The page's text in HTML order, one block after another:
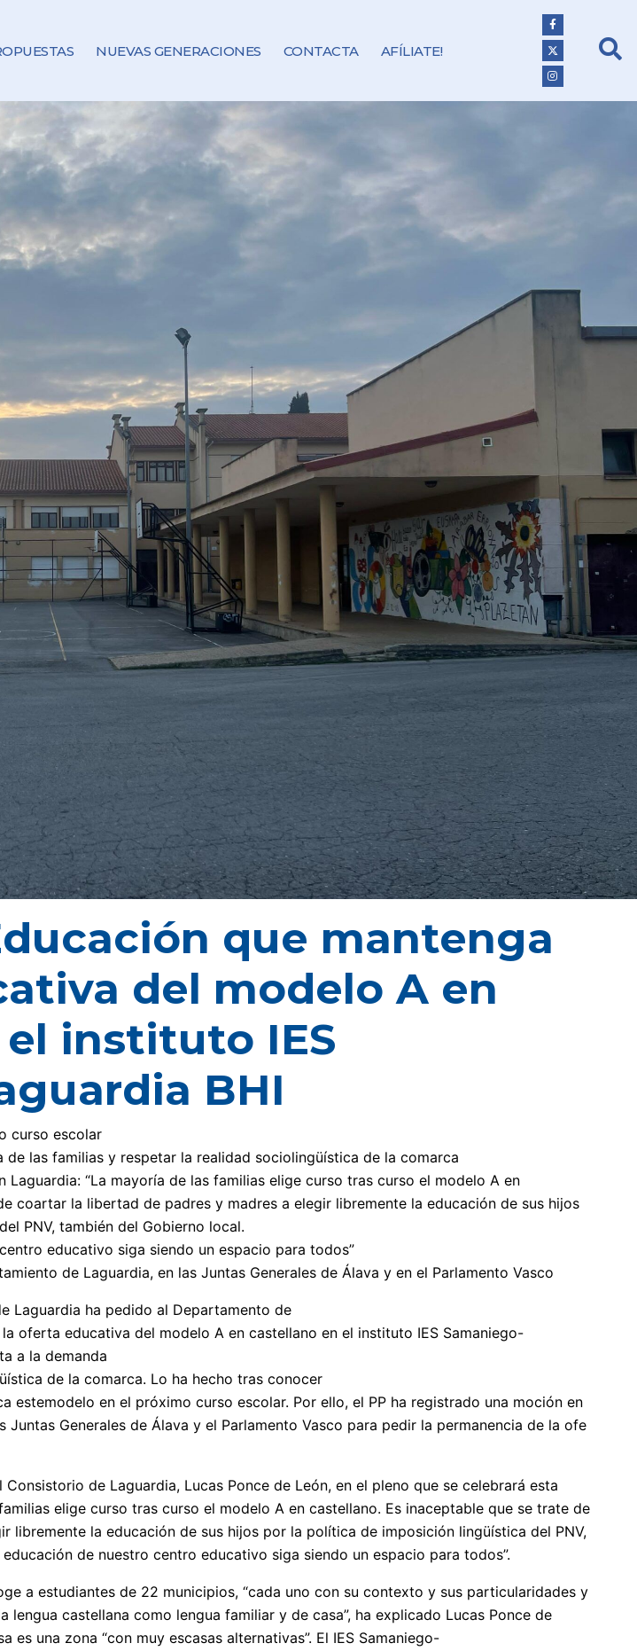
NUEVAS GENERACIONES CONTACTA AFÍLIATE!
que mantenga
del modelo A en
instituto IES
BHI
curso escolar
de las familias y respetar la realidad sociolingüística de la comarca
Laguardia: “La mayoría de las familias elige curso tras curso el modelo A en
coartar la libertad de padres y madres a elegir libremente la educación de sus hijos
PNV, también del Gobierno local.
educativo siga siendo un espacio para todos”
de Laguardia, en las Juntas Generales de Álava y en el Parlamento Vasco
Laguardia ha pedido al Departamento de
oferta educativa del modelo A en castellano en el instituto IES Samaniego-
a la demanda
de la comarca. Lo ha hecho tras conocer
estemodelo en el próximo curso escolar. Por ello, el PP ha registrado una moción en
Generales de Álava y el Parlamento Vasco para pedir la permanencia de la ofe
de Laguardia, Lucas Ponce de León, en el pleno que se celebrará esta
elige curso tras curso el modelo A en castellano. Es inaceptable que se trate de
libremente la educación de sus hijos por la política de imposición lingüística del PNV,
de nuestro centro educativo siga siendo un espacio para todos”.
a estudiantes de 22 municipios, “cada uno con su contexto y sus particularidades y
lengua castellana como lengua familiar y de casa”, ha explicado Lucas Ponce de
es una zona “con muy escasas alternativas”. El IES Samaniego-